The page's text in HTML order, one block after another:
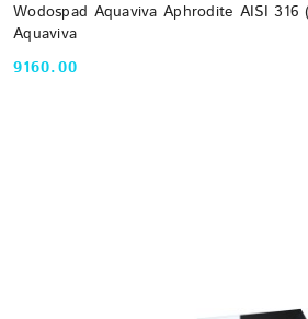
Wodospad Aquaviva Aphrodite AISI 316
Aquaviva
Cena:
9160.00